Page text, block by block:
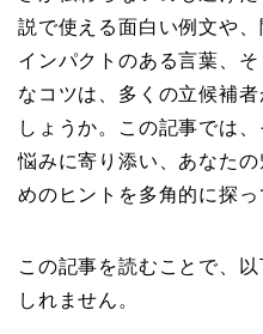
説で使える面白い例文や
インパクトのある言葉、
なコツは、多くの立候補
しょうか。この記事では
悩みに寄り添い、あなた
めのヒントを多角的に探っ
この記事を読むことで、
しれません。